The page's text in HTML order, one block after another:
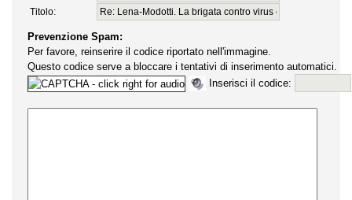
Titolo:
Prevenzione Spam:
Per favore, reinserire il codice riportato nell'immagine.
Questo codice serve a bloccare i tentativi di inserimento automatici.
Inserisci il codice: